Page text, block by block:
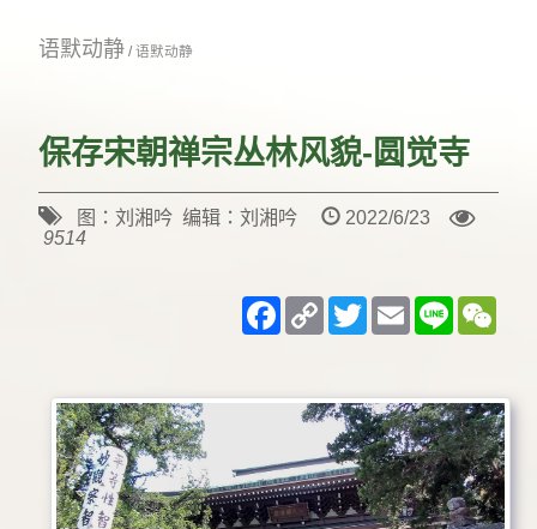
语默动静/语默动静
保存宋朝禅宗丛林风貌-圆觉寺
图：刘湘吟 编辑：刘湘吟
2022/6/23
9514
Facebook
Copy
Link
TwitterEmailLine